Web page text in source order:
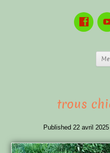
trous
Published 22 avril 2025